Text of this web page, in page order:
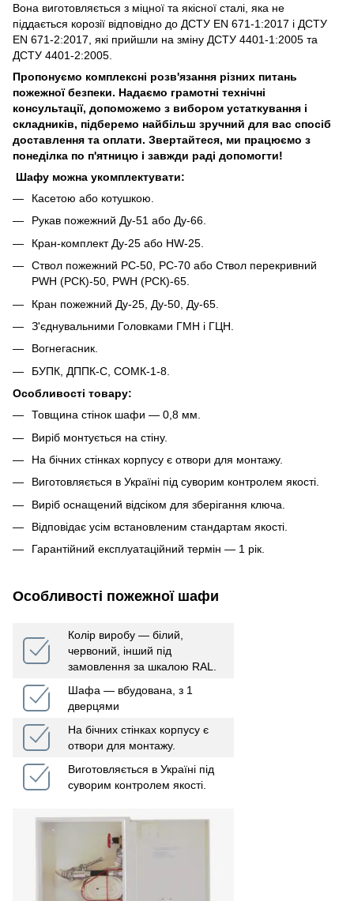
Вона виготовляється з міцної та якісної сталі, яка не
піддається корозії відповідно до ДСТУ EN 671-1:2017 і ДСТУ
EN 671-2:2017, які прийшли на зміну ДСТУ 4401-1:2005 та
ДСТУ 4401-2:2005.
Пропонуємо комплексні розв'язання різних питань
пожежної безпеки. Надаємо грамотні технічні
консультації, допоможемо з вибором устаткування і
складників, підберемо найбільш зручний для вас спосіб
доставлення та оплати. Звертайтеся, ми працюємо з
понеділка по п'ятницю і завжди раді допомогти!
Шафу можна укомплектувати:
Касетою або котушкою.
Рукав пожежний Ду-51 або Ду-66.
Кран-комплект Ду-25 або HW-25.
Ствол пожежний РС-50, РС-70 або Ствол перекривний
PWH (РСК)-50, PWH (РСК)-65.
Кран пожежний Ду-25, Ду-50, Ду-65.
З'єднувальними Головками ГМН і ГЦН.
Вогнегасник.
БУПК, ДППК-С, СОМК-1-8.
Особливості товару:
Товщина стінок шафи ― 0,8 мм.
Виріб монтується на стіну.
На бічних стінках корпусу є отвори для монтажу.
Виготовляється в Україні під суворим контролем якості.
Виріб оснащений відсіком для зберігання ключа.
Відповідає усім встановленим стандартам якості.
Гарантійний експлуатаційний термін ― 1 рік.
Особливості пожежної шафи
Колір виробу ― білий,
червоний, інший під
замовлення за шкалою RAL.
Шафа — вбудована, з 1
дверцями
На бічних стінках корпусу є
отвори для монтажу.
Виготовляється в Україні під
суворим контролем якості.